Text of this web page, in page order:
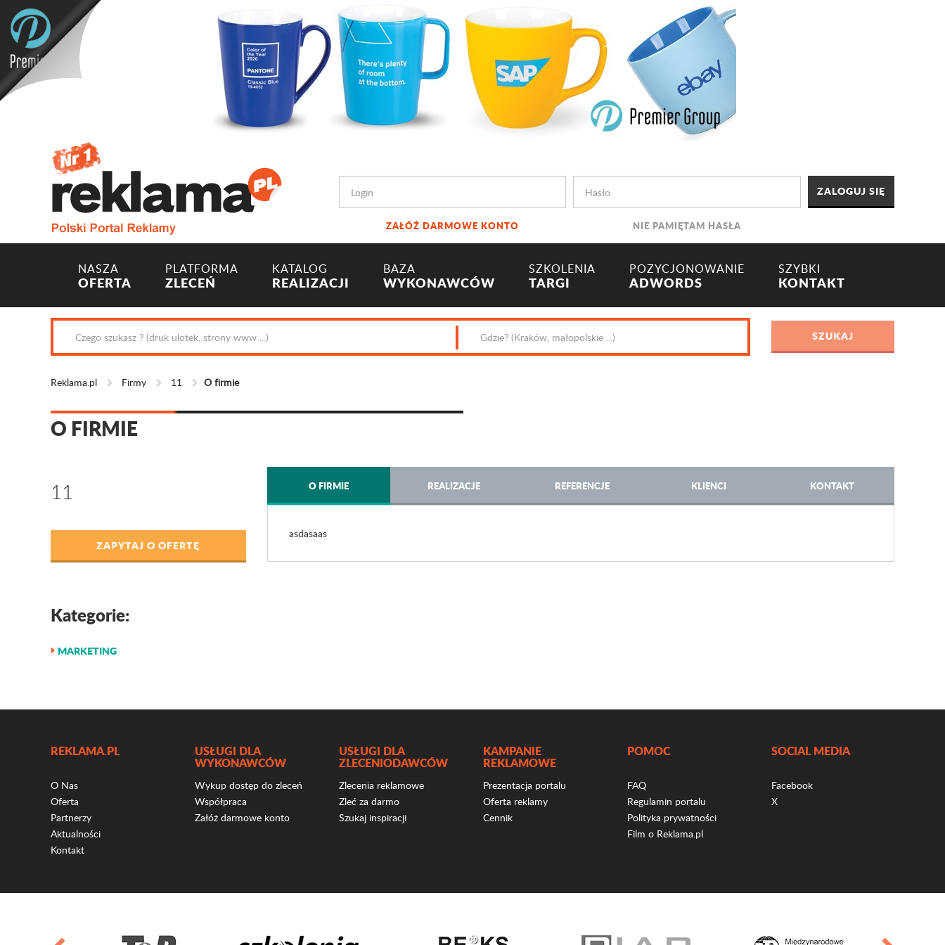
ZAŁÓŻ DARMOWE KONTO NIE PAMIĘTAM HASŁA
NASZA
OFERTA
PLATFORMA
ZLECEŃ
KATALOG
REALIZACJI
BAZA
WYKONAWCÓW
SZKOLENIA
TARGI
POZYCJONOWANIE
ADWORDS
SZYBKI
KONTAKT
Reklama.pl Firmy 11 O firmie
O FIRMIE
11
ZAPYTAJ O OFERTĘ
Kategorie:
MARKETING
O FIRMIE REALIZACJE REFERENCJE KLIENCI KONTAKT
asdasaas
REKLAMA.PL
O Nas
Oferta
Partnerzy
Aktualności
Kontakt
USŁUGI DLA
WYKONAWCÓW
Wykup dostęp do zleceń
Współpraca
Załóż darmowe konto
USŁUGI DLA
ZLECENIODAWCÓW
Zlecenia reklamowe
Zleć za darmo
Szukaj inspiracji
KAMPANIE
REKLAMOWE
Prezentacja portalu
Oferta reklamy
Cennik
POMOC
FAQ
Regulamin portalu
Polityka prywatności
Film o Reklama.pl
SOCIAL MEDIA
Facebook
X